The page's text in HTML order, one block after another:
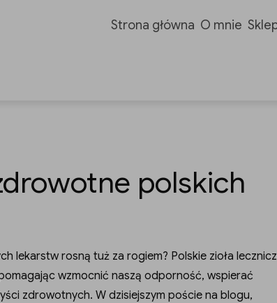
Strona główna O mnie
polskich
lekarstw rosną tuż za rogiem? Polskie zioła
wzmocnić naszą odporność, wspierać
zdrowotnych. W dzisiejszym poście na blogu,